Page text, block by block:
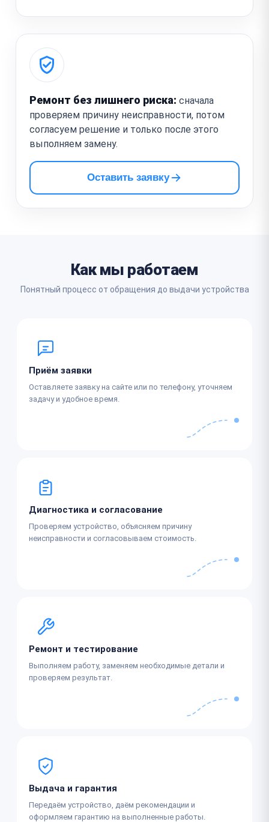
Ремонт без лишнего риска: сначала
проверяем причину неисправности, потом
согласуем решение и только после этого
выполняем замену.
Оставить заявку
Как мы работаем
Понятный процесс от обращения до выдачи устройства
Приём заявки
Оставляете заявку на сайте или по телефону, уточняем
задачу и удобное время.
Диагностика и согласование
Проверяем устройство, объясняем причину
неисправности и согласовываем стоимость.
Ремонт и тестирование
Выполняем работу, заменяем необходимые детали и
проверяем результат.
Выдача и гарантия
Передаём устройство, даём рекомендации и
оформляем гарантию на выполненные работы.